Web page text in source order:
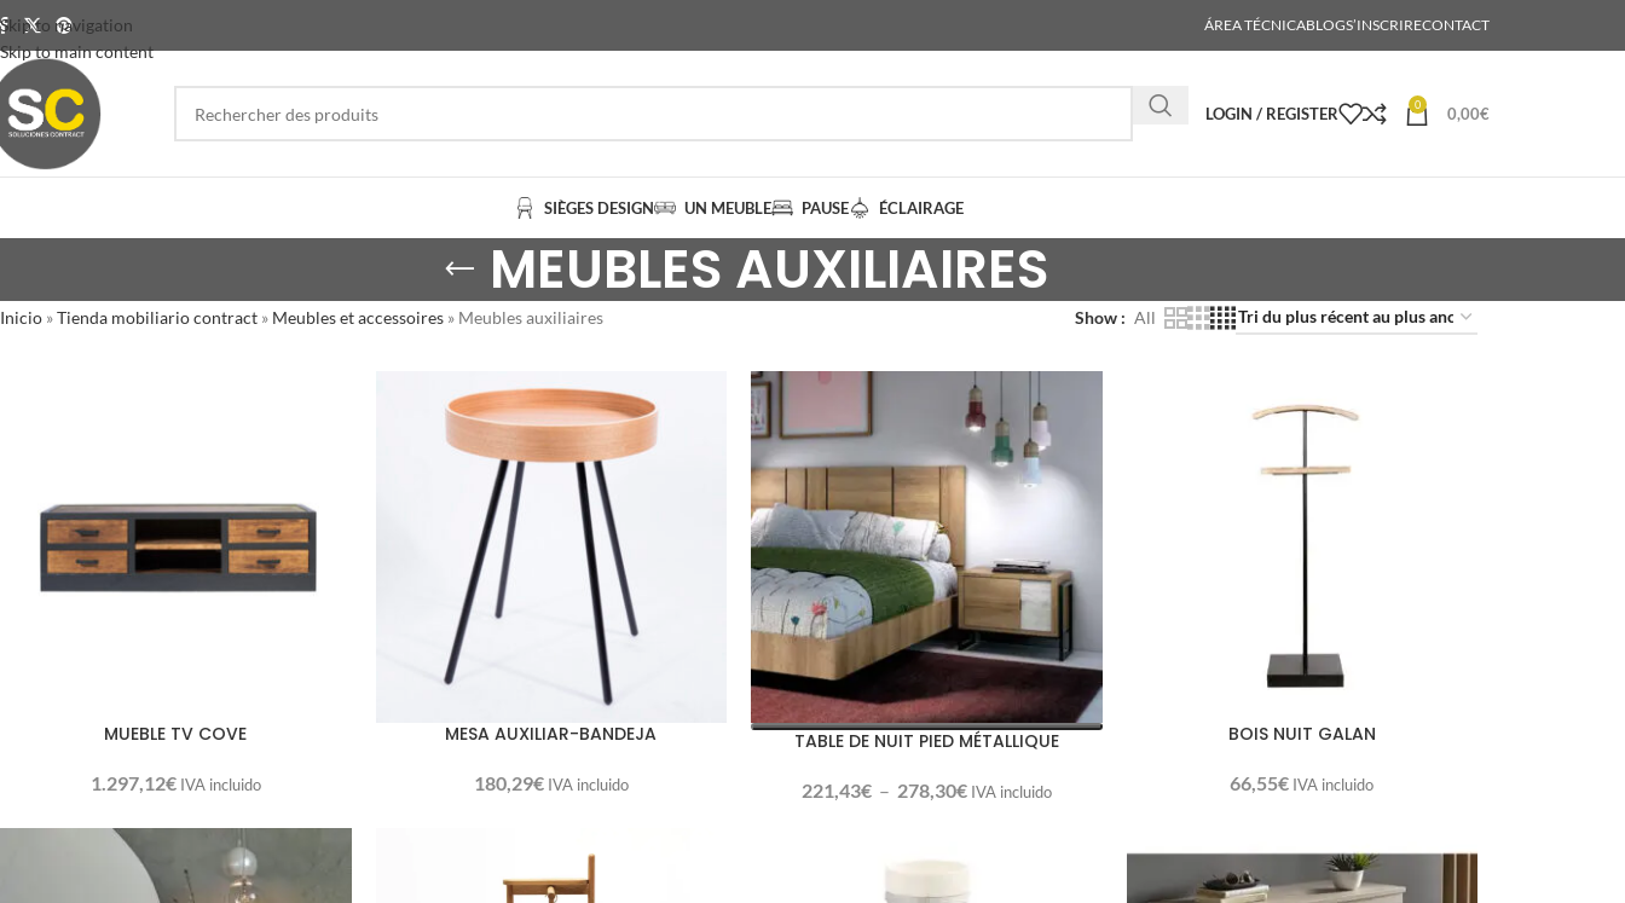
Skip to navigation
Skip to main content
ÁREA TÉCNICABLOGS’INSCRIRECONTACT
LOGIN / REGISTER 0 0,00€
SIÈGES DESIGN UN MEUBLE PAUSE ÉCLAIRAGE
MEUBLES AUXILIAIRES
Inicio »Tienda mobiliario contract » Meubles et accessoires » Meubles auxiliaires Show All
MUEBLE TV COVE
1.297,12€ IVA incluido
MESA AUXILIAR-BANDEJA
180,29€ IVA incluido
TABLE DE NUIT PIED MÉTALLIQUE
221,43€ – 278,30€ IVA incluido
BOIS NUIT GALAN
66,55€ IVA incluido